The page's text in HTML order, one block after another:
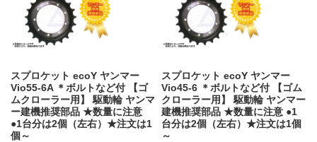
スプロケット ecoY ヤンマー
Vio55-6A ＊ボルトなど付 【ゴ
ムクローラー用】 駆動輪 ヤンマ
ー建機推奨部品 ★数量に注意
●1台分は2個（左右）★注文は1
個～
スプロケット ecoY ヤンマー
Vio45-6 ＊ボルトなど付 【ゴム
クローラー用】 駆動輪 ヤンマー
建機推奨部品 ★数量に注意 ●1
台分は2個（左右）★注文は1個
～